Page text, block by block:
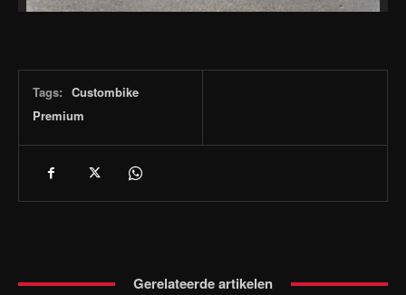
Tags: Custombike
Premium
Gerelateerde artikelen